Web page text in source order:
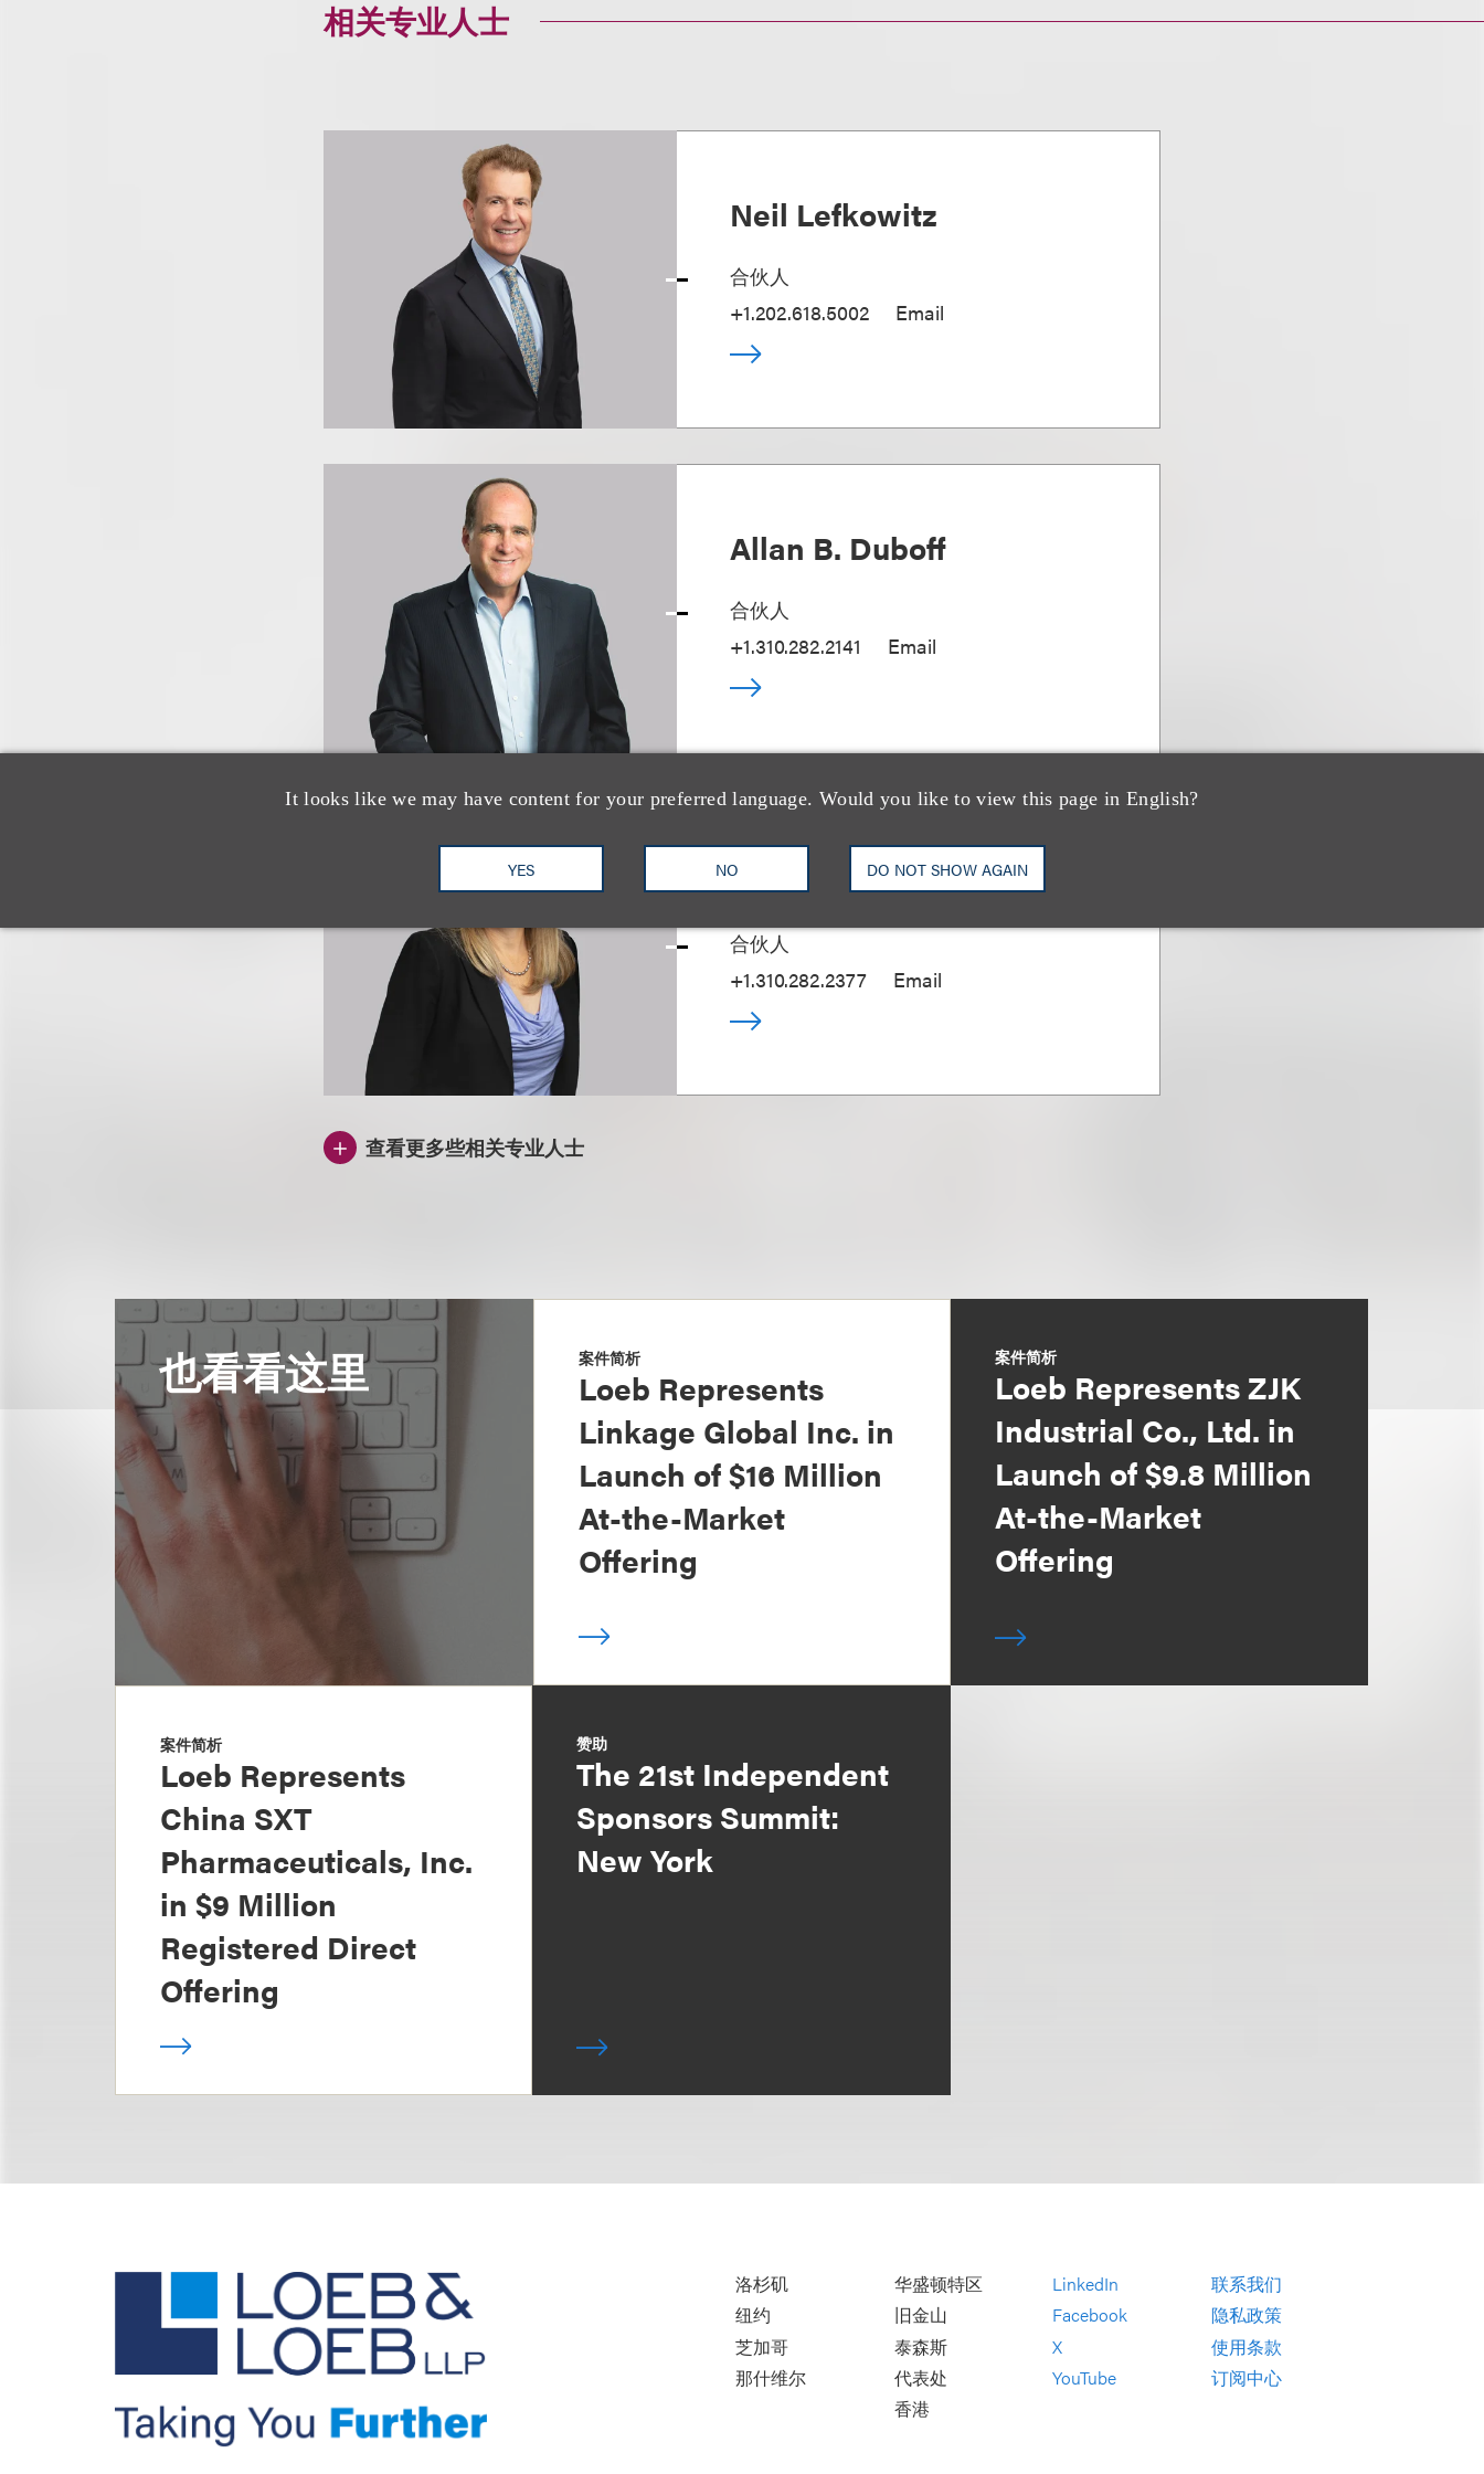
It looks like we may have content for your preferred language. Would you like to view this page in English?
YES NO DO NOT SHOW AGAIN
相关专业人士
Neil Lefkowitz
合伙人
+1.202.618.5002
Email
Allan B. Duboff
合伙人
+1.310.282.2141
Email
Marla Aspinwall
合伙人
+1.310.282.2377
Email
查看更多些相关专业人士
也看看这里 案件简析
Loeb Represents
Linkage Global Inc. in
Launch of $16 Million
At-the-Market
Offering
案件简析
Loeb Represents ZJK
Industrial Co., Ltd. in
Launch of $9.8 Million
At-the-Market
Offering
案件简析
Loeb Represents
China SXT
Pharmaceuticals, Inc.
in $9 Million
Registered Direct
Offering
赞助
The 21st Independent
Sponsors Summit:
New York
洛杉矶
纽约
芝加哥
那什维尔
华盛顿特区
旧金山
泰森斯
代表处
香港
LinkedIn
Facebook
X
YouTube
联系我们
隐私政策
使用条款
订阅中心